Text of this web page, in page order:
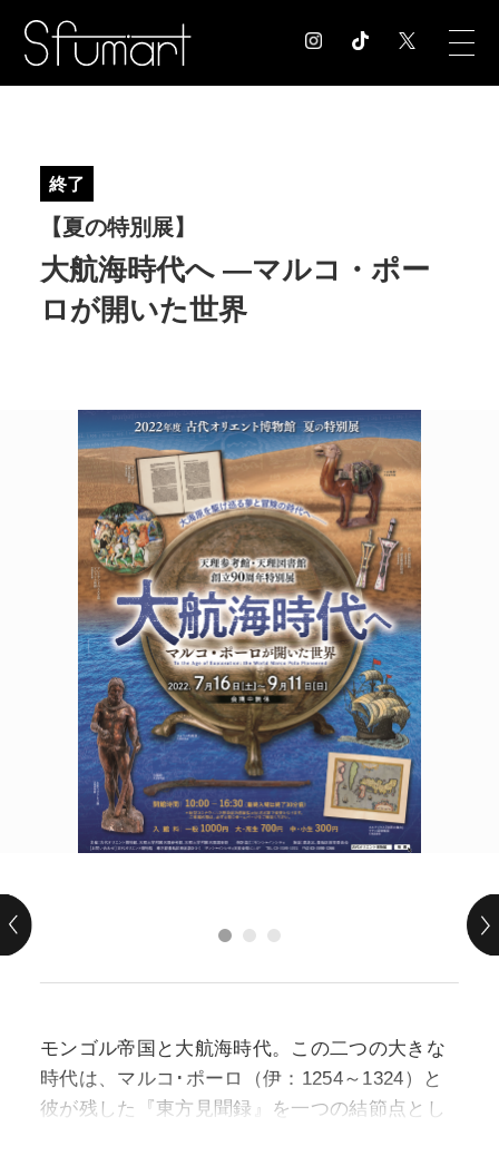
EXHIBITION
MUSEUM 美術館情報
NEWS
POLICY COMPANY
終了
【夏の特別展】
大航海時代へ —マルコ・ポー
ロが開いた世界
モンゴル帝国と大航海時代。この二つの大きな
時代は、マルコ･ポーロ（伊：1254～1324）と
彼が残した『東方見聞録』を一つの結節点とし